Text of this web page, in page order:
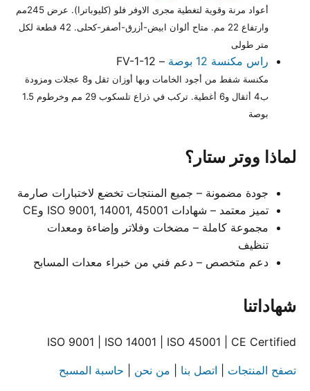
أعواد مرنة وقوية لتغطية مجرى الاوفر فلو (كليوباترا). عرض 245مم
وارتفاع 22 مم. متاح ألوان ابيض-أزرق-أصفر-كحلى. 42 قطعة لكل
متر طولى
راس مكنسة 12 بوصة – FV-1-12
مكنسة شفط من أجود الخامات وبها أوزان ثقل و8 عجلات ومزودة
ب4 أثقال و6 أغطية. تركب في ذراع تلسكوب 29 مم وخرطوم 1.5
بوصة
لماذا ووتر ستار؟
جودة مضمونة – جميع المنتجات تخضع لاختبارات صارمة
تميز معتمد – شهادات ISO 9001, 14001, 45001 وCE
مجموعة كاملة – مضخات وفلاتر وإضاءة ومعدات
تنظيف
دعم متخصص – دعم فني من خبراء معدات المسابح
شهاداتنا
ISO 9001 | ISO 14001 | ISO 45001 | CE Certified
تصفح المنتجات اتصل بنا من نحن حاسبة المسبح